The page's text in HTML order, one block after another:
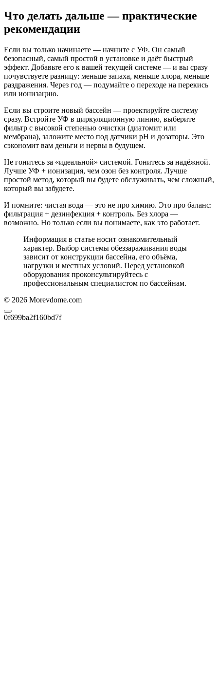
Что делать дальше — практические
рекомендации
Если вы только начинаете — начните с УФ. Он самый
безопасный, самый простой в установке и даёт быстрый
эффект. Добавьте его к вашей текущей системе — и вы сразу
почувствуете разницу: меньше запаха, меньше хлора, меньше
раздражения. Через год — подумайте о переходе на перекись
или ионизацию.
Если вы строите новый бассейн — проектируйте систему
сразу. Встройте УФ в циркуляционную линию, выберите
фильтр с высокой степенью очистки (диатомит или
мембрана), заложите место под датчики pH и дозаторы. Это
сэкономит вам деньги и нервы в будущем.
Не гонитесь за «идеальной» системой. Гонитесь за надёжной.
Лучше УФ + ионизация, чем озон без контроля. Лучше
простой метод, который вы будете обслуживать, чем сложный,
который вы забудете.
И помните: чистая вода — это не про химию. Это про баланс:
фильтрация + дезинфекция + контроль. Без хлора —
возможно. Но только если вы понимаете, как это работает.
Информация в статье носит ознакомительный
характер. Выбор системы обеззараживания воды
зависит от конструкции бассейна, его объёма,
нагрузки и местных условий. Перед установкой
оборудования проконсультируйтесь с
профессиональным специалистом по бассейнам.
© 2026 Morevdome.com
0f699ba2f160bd7f